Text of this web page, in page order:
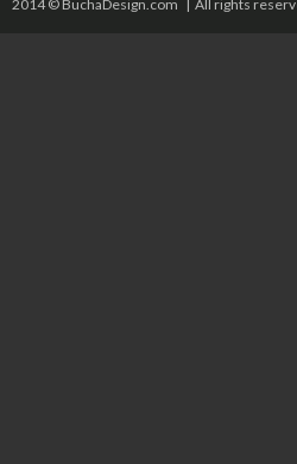
2014 © BuchaDesign.com | All rights